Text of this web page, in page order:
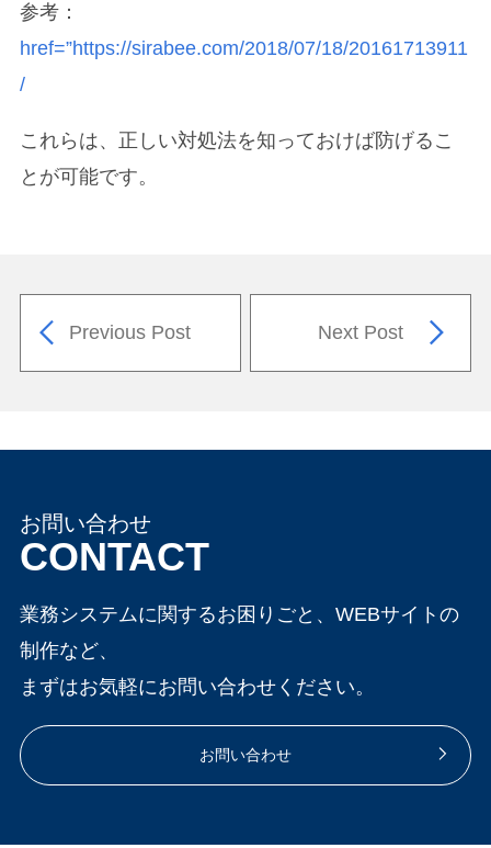
参考：
href=”https://sirabee.com/2018/07/18/20161713911
/
これらは、正しい対処法を知っておけば防げるこ
とが可能です。
Previous Post Next Post
お問い合わせ
CONTACT
業務システムに関するお困りごと、WEBサイトの
制作など、
まずはお気軽にお問い合わせください。
お問い合わせ